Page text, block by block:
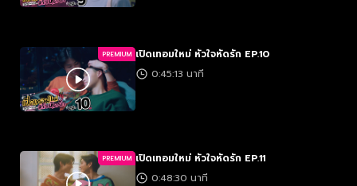
PREMIUM เปิดเทอมใหม่ หัวใจหัดรัก EP.10
0:45:13 นาที
PREMIUM เปิดเทอมใหม่ หัวใจหัดรัก EP.11
0:48:30 นาที